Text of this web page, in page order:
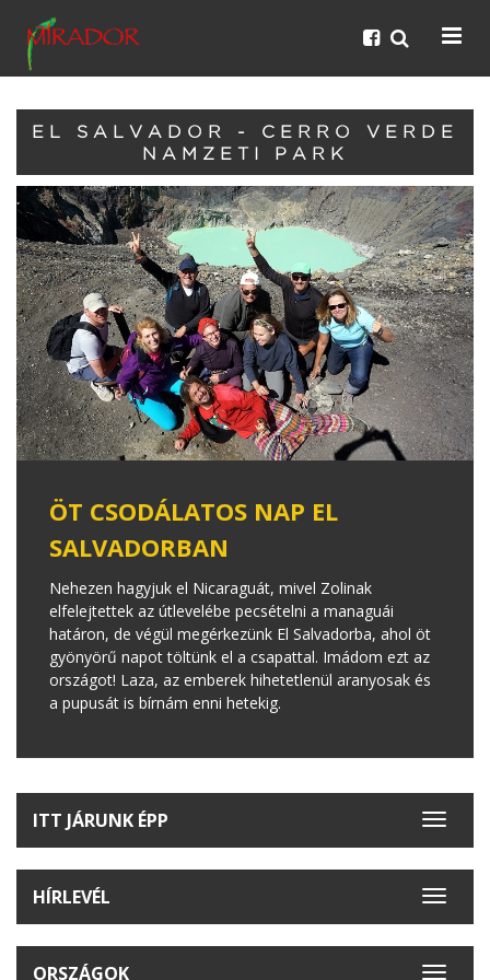
EL SALVADOR - CERRO VERDE
NAMZETI PARK
ÖT CSODÁLATOS NAP EL
SALVADORBAN
Nehezen hagyjuk el Nicaraguát, mivel Zolinak
elfelejtettek az útlevelébe pecsételni a managuái
határon, de végül megérkezünk El Salvadorba, ahol öt
gyönyörű napot töltünk el a csapattal. Imádom ezt az
országot! Laza, az emberek hihetetlenül aranyosak és
a pupusát is bírnám enni hetekig.
Toggle
ITT JÁRUNK ÉPP
Toggle
HÍRLEVÉL
Toggle
ORSZÁGOK